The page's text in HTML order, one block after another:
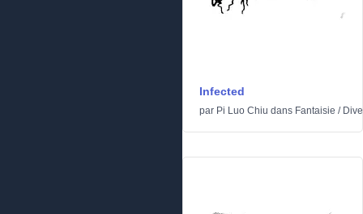
Infected
par Pi Luo Chiu dans Fantaisie /